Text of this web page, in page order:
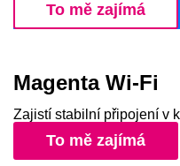
To mě zajímá
Magenta Wi‑Fi
Zajistí stabilní připojení v
To mě zajímá